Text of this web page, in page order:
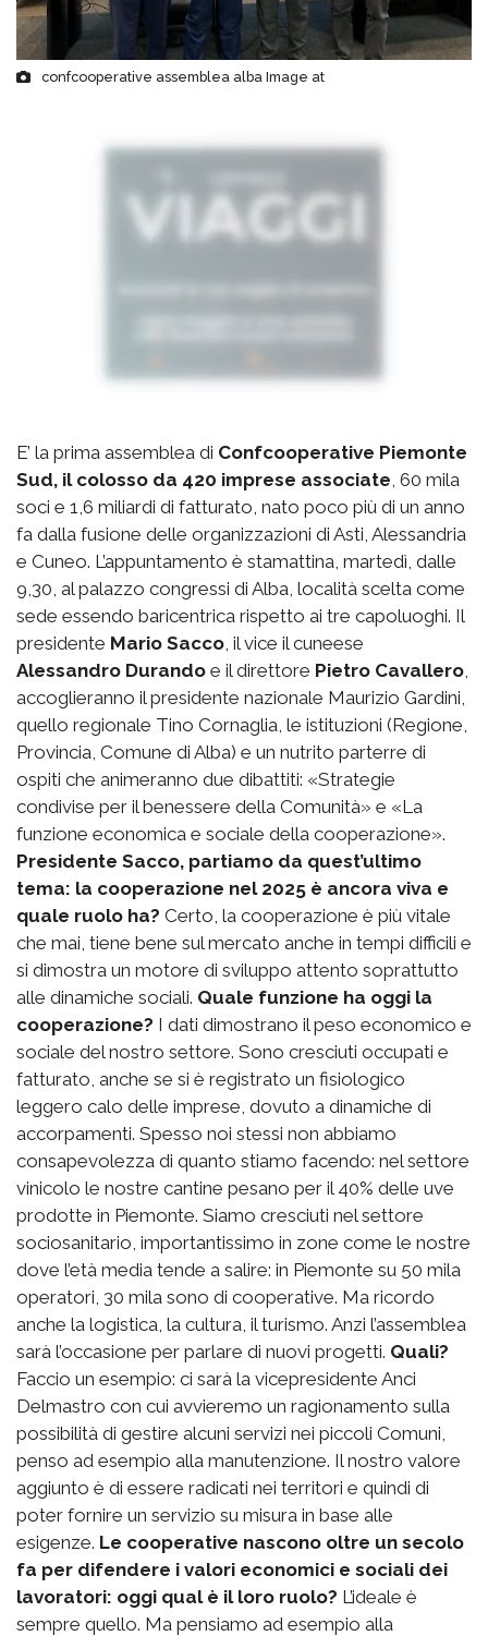
confcooperative assemblea alba Image at
E’ la prima assemblea di Confcooperative Piemonte
Sud, il colosso da 420 imprese associate , 60 mila
soci e 1,6 miliardi di fatturato, nato poco più di un anno
fa dalla fusione delle organizzazioni di Asti, Alessandria
e Cuneo. L’appuntamento è stamattina, martedì, dalle
9,30, al palazzo congressi di Alba, località scelta come
sede essendo baricentrica rispetto ai tre capoluoghi. Il
presidente Mario Sacco , il vice il cuneese
Alessandro Durando e il direttore Pietro Cavallero
accoglieranno il presidente nazionale Maurizio Gardini,
quello regionale Tino Cornaglia, le istituzioni (Regione,
Provincia, Comune di Alba) e un nutrito parterre di
ospiti che animeranno due dibattiti: «Strategie
condivise per il benessere della Comunità» e «La
funzione economica e sociale della cooperazione».
Presidente Sacco, partiamo da quest’ultimo
tema: la cooperazione nel 2025 è ancora viva e
quale ruolo ha? Certo, la cooperazione è più vitale
che mai, tiene bene sul mercato anche in tempi difficili e
si dimostra un motore di sviluppo attento soprattutto
alle dinamiche sociali. Quale funzione ha oggi la
cooperazione? I dati dimostrano il peso economico e
sociale del nostro settore. Sono cresciuti occupati e
fatturato, anche se si è registrato un fisiologico
leggero calo delle imprese, dovuto a dinamiche di
accorpamenti. Spesso noi stessi non abbiamo
consapevolezza di quanto stiamo facendo: nel settore
vinicolo le nostre cantine pesano per il 40% delle uve
prodotte in Piemonte. Siamo cresciuti nel settore
sociosanitario, importantissimo in zone come le nostre
dove l’età media tende a salire: in Piemonte su 50 mila
operatori, 30 mila sono di cooperative. Ma ricordo
anche la logistica, la cultura, il turismo. Anzi l’assemblea
sarà l’occasione per parlare di nuovi progetti. Quali?
Faccio un esempio: ci sarà la vicepresidente Anci
Delmastro con cui avvieremo un ragionamento sulla
possibilità di gestire alcuni servizi nei piccoli Comuni,
penso ad esempio alla manutenzione. Il nostro valore
aggiunto è di essere radicati nei territori e quindi di
poter fornire un servizio su misura in base alle
esigenze. Le cooperative nascono oltre un secolo
fa per difendere i valori economici e sociali dei
lavoratori: oggi qual è il loro ruolo? L’ideale è
sempre quello. Ma pensiamo ad esempio alla